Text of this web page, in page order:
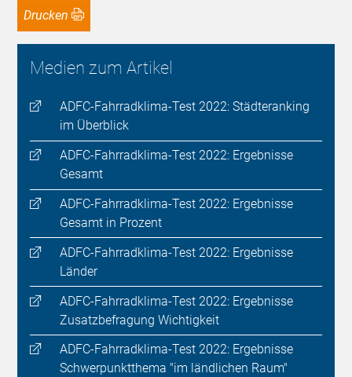
Drucken
Medien zum Artikel
ADFC-Fahrradklima-Test 2022: Städteranking
im Überblick
ADFC-Fahrradklima-Test 2022: Ergebnisse
Gesamt
ADFC-Fahrradklima-Test 2022: Ergebnisse
Gesamt in Prozent
ADFC-Fahrradklima-Test 2022: Ergebnisse
Länder
ADFC-Fahrradklima-Test 2022: Ergebnisse
Zusatzbefragung Wichtigkeit
ADFC-Fahrradklima-Test 2022: Ergebnisse
Schwerpunktthema "im ländlichen Raum"